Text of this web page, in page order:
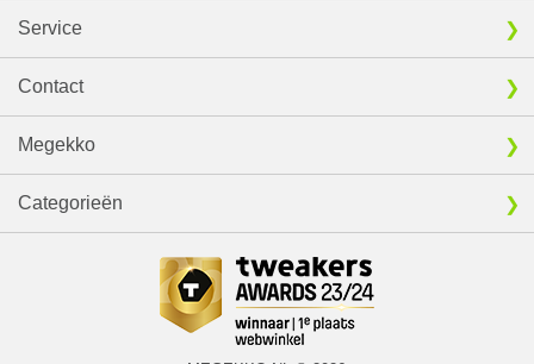
Service
Contact
Megekko
Categorieën